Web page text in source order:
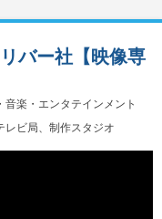
就活コラム
役立ち記事・相談室など
楽・エンタテインメント
レビ局、制作スタジオ
バー社【映像専